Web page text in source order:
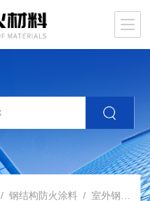
/钢结构防火涂料 /室外钢结构防火涂料